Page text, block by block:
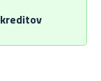
kreditov